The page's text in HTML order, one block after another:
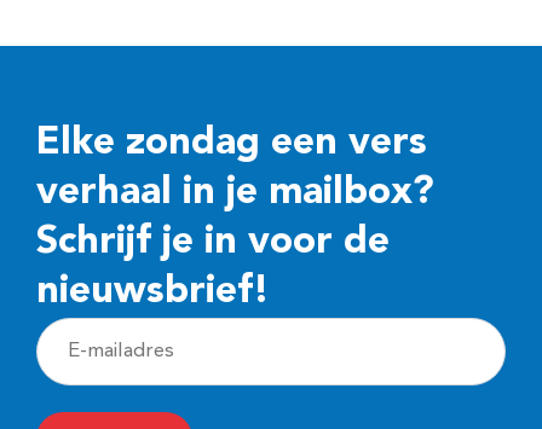
Elke zondag een vers
verhaal in je mailbox?
Schrijf je in voor de
nieuwsbrief!
E
-
m